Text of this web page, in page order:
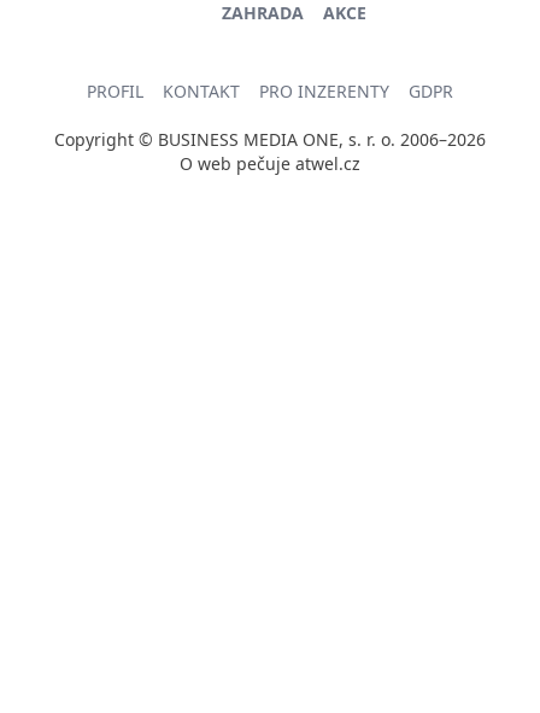
ZAHRADA
AKCE
PROFIL KONTAKT PRO INZERENTY GDPR
Copyright © BUSINESS MEDIA ONE, s. r. o. 2006–2026